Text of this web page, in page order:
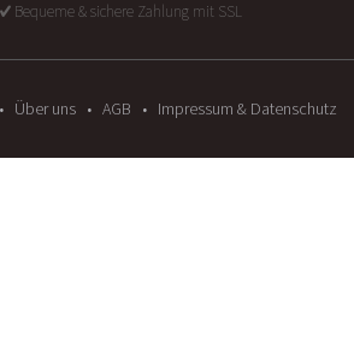
Bequeme & sichere Zahlung mit SSL
Über uns AGB Impressum & Datenschutz